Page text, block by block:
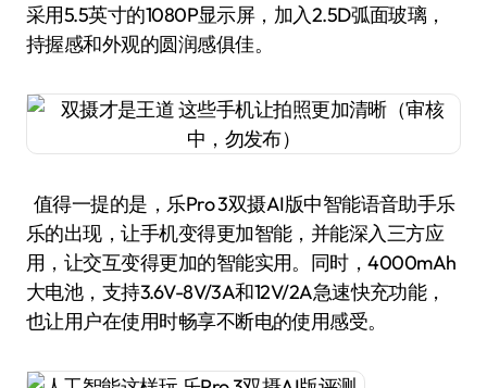
采用5.5英寸的1080P显示屏，加入2.5D弧面玻璃，
持握感和外观的圆润感俱佳。
值得一提的是，乐Pro 3双摄AI版中智能语音助手乐
乐的出现，让手机变得更加智能，并能深入三方应
用，让交互变得更加的智能实用。同时，4000mAh
大电池，支持3.6V-8V/3A和12V/2A急速快充功能，
也让用户在使用时畅享不断电的使用感受。